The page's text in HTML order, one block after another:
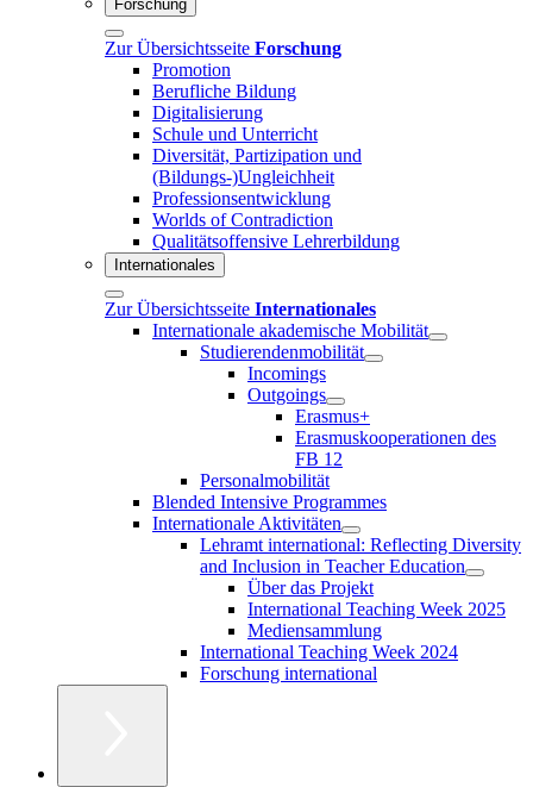
Forschung
Zur Übersichtsseite Forschung
Promotion
Berufliche Bildung
Digitalisierung
Schule und Unterricht
Diversität, Partizipation und
(Bildungs-)Ungleichheit
Professionsentwicklung
Worlds of Contradiction
Qualitätsoffensive Lehrerbildung
Internationales
Zur Übersichtsseite Internationales
Internationale akademische Mobilität
Studierendenmobilität
Incomings
Outgoings
Erasmus+
Erasmuskooperationen des
FB 12
Personalmobilität
Blended Intensive Programmes
Internationale Aktivitäten
Lehramt international: Reflecting Diversity
and Inclusion in Teacher Education
Über das Projekt
International Teaching Week 2025
Mediensammlung
International Teaching Week 2024
Forschung international